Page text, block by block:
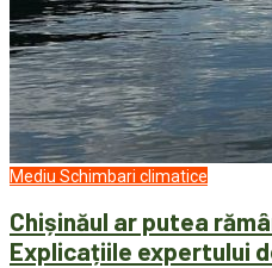
Mediu Schimbari climatice
Chișinăul ar putea
Explicațiile expertului